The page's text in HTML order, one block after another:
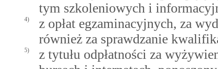
tym szkoleniowych i
4)
z opłat egzaminacyjnych, za
również za sprawdzanie
5)
z tytułu odpłatności za